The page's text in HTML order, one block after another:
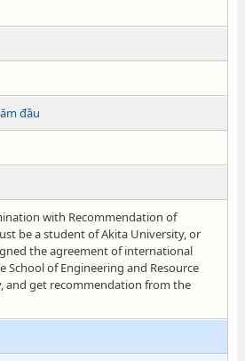
đầu
with Recommendation of
be a student of Akita University, or
the agreement of international
School of Engineering and Resource
and get recommendation from the